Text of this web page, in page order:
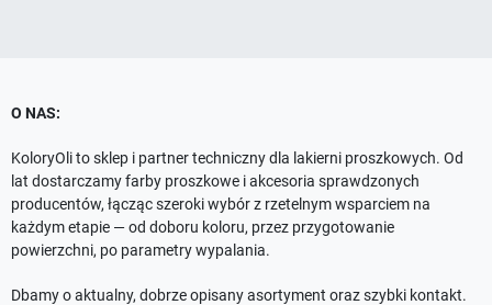
O NAS:
KoloryOli to sklep i partner techniczny dla lakierni proszkowych. Od
lat dostarczamy farby proszkowe i akcesoria sprawdzonych
producentów, łącząc szeroki wybór z rzetelnym wsparciem na
każdym etapie — od doboru koloru, przez przygotowanie
powierzchni, po parametry wypalania.
Dbamy o aktualny, dobrze opisany asortyment oraz szybki kontakt.